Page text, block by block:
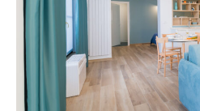
Macchina del Caffè
Bollitore
Asciugacapelli
Gel Doccia
Detersivi